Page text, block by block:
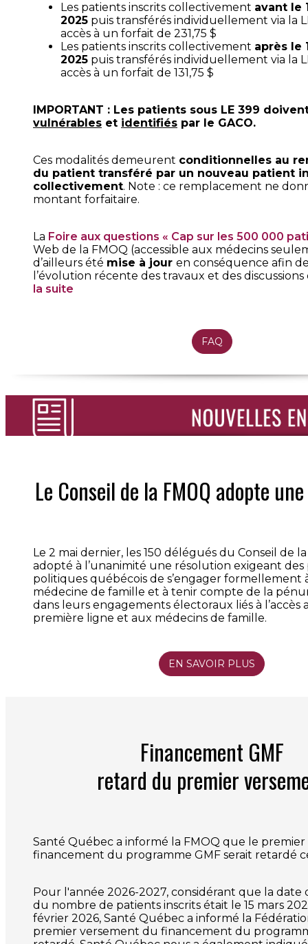
Les patients inscrits collectivement avant le
2025 puis transférés individuellement via la
accès à un forfait de 231,75 $
Les patients inscrits collectivement après le
2025 puis transférés individuellement via la
accès à un forfait de 131,75 $
IMPORTANT : Les patients sous LE 399
vulnérables et identifiés par le GACO.
Ces modalités demeurent conditionnelles au
du patient transféré par un nouveau patient
collectivement. Note : ce remplacement ne
montant forfaitaire.
La Foire aux questions « Cap sur les 500 000
Web de la FMOQ (accessible aux médecins
d’ailleurs été mise à jour en conséquence afin
l’évolution récente des travaux et des
la suite
FAQ
Le Conseil de la FMOQ adopte
Le 2 mai dernier, les 150 délégués du Conseil de
adopté à l’unanimité une résolution exigeant des
politiques québécois de s’engager formellement
médecine de famille et à tenir compte de la
dans leurs engagements électoraux liés à l’accès
première ligne et aux médecins de famille.
EN SAVOIR PLUS
Financement GMF
retard du premier
Santé Québec a informé la FMOQ que le
financement du programme GMF serait retardé
Pour l'année 2026-2027, considérant que la date
du nombre de patients inscrits était le 15 mars
février 2026, Santé Québec a informé la
premier versement du financement du